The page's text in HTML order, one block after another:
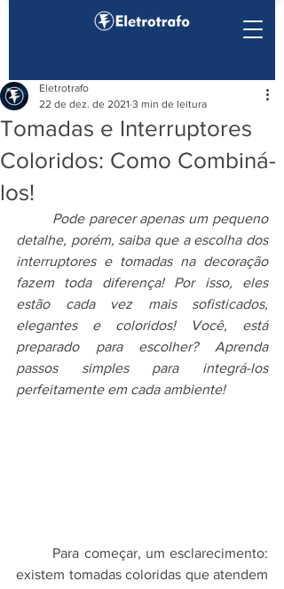
Tomadas e Interruptores
Coloridos: Como Combiná-
los!
Eletrotrafo
22 de dez. de 2021 3 min de leitura
Pode parecer apenas um pequeno
detalhe, porém, saiba que a escolha dos
interruptores e tomadas na decoração
fazem toda diferença! Por isso, eles
estão cada vez mais sofisticados,
elegantes e coloridos! Você, está
preparado para escolher? Aprenda
passos simples para integrá-los
perfeitamente em cada ambiente!
existem tomadas coloridas que atendem